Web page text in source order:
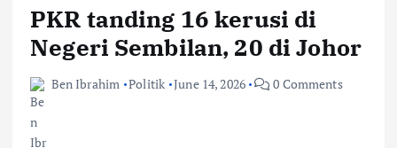
PKR tanding 16 kerusi di
Negeri Sembilan, 20 di Johor
Ben Ibrahim Politik June 14, 2026 0 Comments